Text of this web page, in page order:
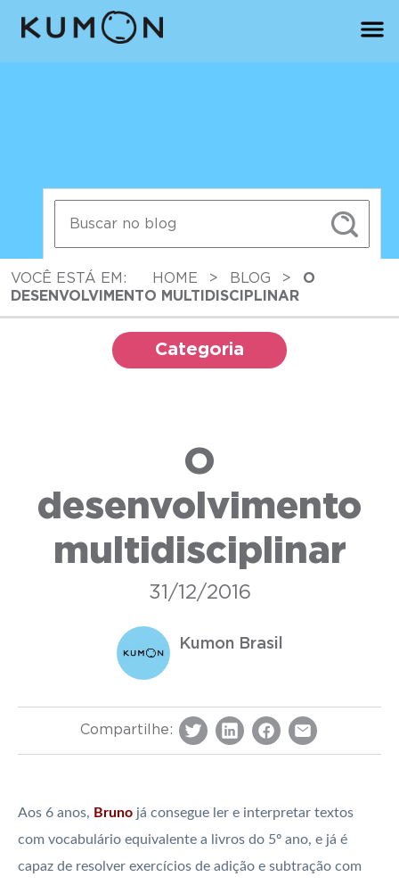
VOCÊ ESTÁ EM: HOME > BLOG >
O
DESENVOLVIMENTO MULTIDISCIPLINAR
Categoria
O
desenvolvimento
multidisciplinar
31/12/2016
Kumon Brasil
Compartilhe:
Aos 6 anos, Bruno já consegue ler e interpretar textos
com vocabulário equivalente a livros do 5º ano, e já é
capaz de resolver exercícios de adição e subtração com